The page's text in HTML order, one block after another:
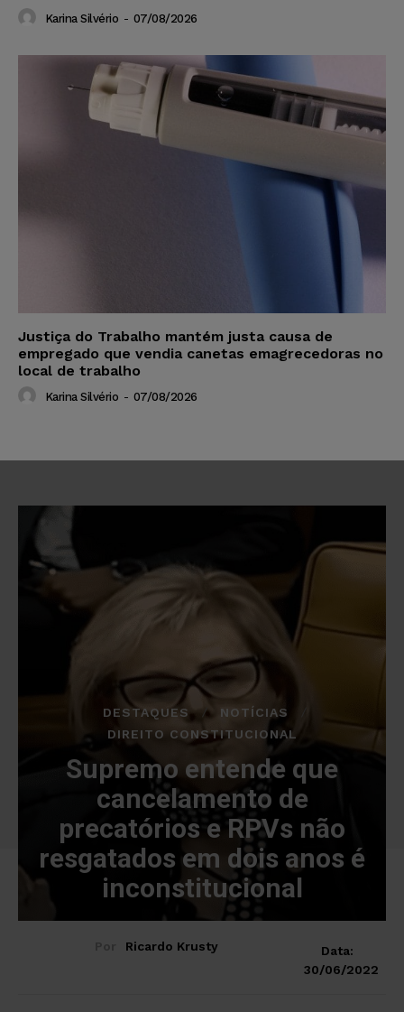
Karina Silvério - 07/08/2026
Justiça do Trabalho mantém justa causa de
empregado que vendia canetas emagrecedoras no
local de trabalho
Karina Silvério - 07/08/2026